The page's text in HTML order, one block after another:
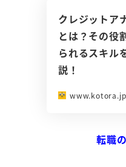
クレジットア
とは？その役
られるスキル
説！
www.kotora.jp
転職